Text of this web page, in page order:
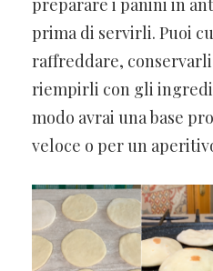
prima di servirli. Puoi
raffreddare,
riempirli con gli
modo avrai una base
veloce o per un